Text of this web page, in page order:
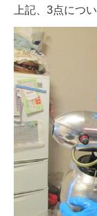
上記、3点につ